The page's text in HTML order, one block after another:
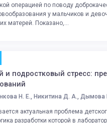
операцией по поводу
у мальчиков и
матерей. Показано,...
и подростковый стресс:
Н. Е., Никитина Д. А., Дымова
актуальная проблема
разработки которой в